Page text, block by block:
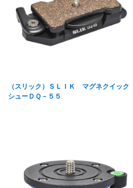
（スリック）ＳＬＩＫ マグネクイック
シューＤＱ－５５